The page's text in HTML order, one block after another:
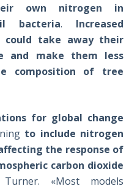
own nitrogen in
bacteria. Increased
could take away their
and make them less
composition of tree
for global change
to include nitrogen
the response of
carbon dioxide
«Most models